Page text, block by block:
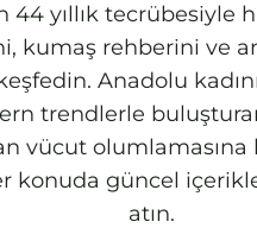
44 yıllık tecrübesiyle
kumaş rehberini ve
keşfedin. Anadolu
trendlerle
vücut olumlamasına
konuda güncel
atın.